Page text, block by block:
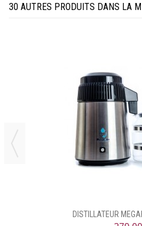
30 AUTRES PRODUITS DANS LA
DISTILLATEUR